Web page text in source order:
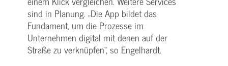
sind in Planung. „Die App bildet das
Fundament, um die Prozesse im
Unternehmen digital mit denen auf der
Straße zu verknüpfen“, so Engelhardt.